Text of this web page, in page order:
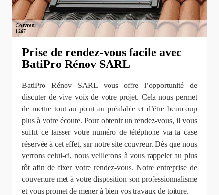
Prise de rendez-vous facile avec
BatiPro Rénov SARL
BatiPro Rénov SARL vous offre l’opportunité de
discuter de vive voix de votre projet. Cela nous permet
de mettre tout au point au préalable et d’être beaucoup
plus à votre écoute. Pour obtenir un rendez-vous, il vous
suffit de laisser votre numéro de téléphone via la case
réservée à cet effet, sur notre site couvreur. Dès que nous
verrons celui-ci, nous veillerons à vous rappeler au plus
tôt afin de fixer votre rendez-vous. Notre entreprise de
couverture met à votre disposition son professionnalisme
et vous promet de mener à bien vos travaux de toiture.